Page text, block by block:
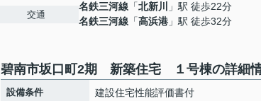
交通
名鉄三河線 「北新川
」駅 徒歩22分
名鉄三河線 「高浜港 」駅 徒歩32分
碧南市坂口町2期 新築住宅 １号棟の詳細
設備条件
建設住宅性能評価書付